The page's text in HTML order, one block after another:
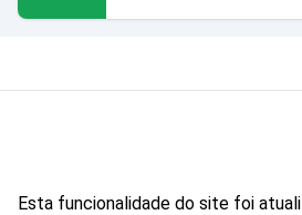
Esta funcionalidade do site foi